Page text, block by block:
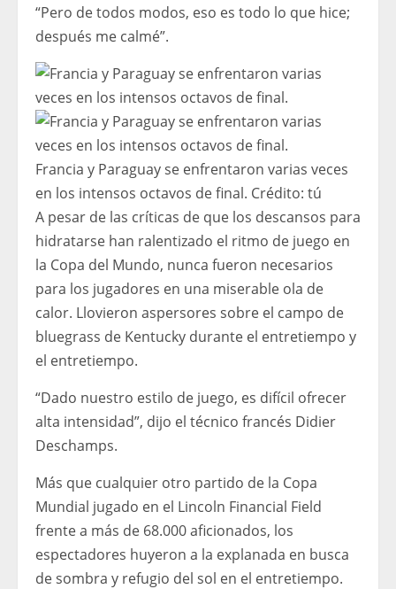
“Pero de todos modos, eso es todo lo que hice;
después me calmé”.
Francia y Paraguay se enfrentaron varias veces
en los intensos octavos de final. Crédito: tú
A pesar de las críticas de que los descansos para
hidratarse han ralentizado el ritmo de juego en
la Copa del Mundo, nunca fueron necesarios
para los jugadores en una miserable ola de
calor. Llovieron aspersores sobre el campo de
bluegrass de Kentucky durante el entretiempo y
el entretiempo.
“Dado nuestro estilo de juego, es difícil ofrecer
alta intensidad”, dijo el técnico francés Didier
Deschamps.
Más que cualquier otro partido de la Copa
Mundial jugado en el Lincoln Financial Field
frente a más de 68.000 aficionados, los
espectadores huyeron a la explanada en busca
de sombra y refugio del sol en el entretiempo.